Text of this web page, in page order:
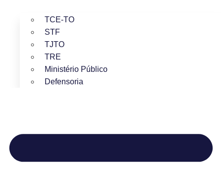
TCE-TO
STF
TJTO
TRE
Ministério Público
Defensoria